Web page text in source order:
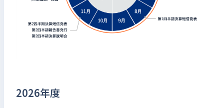
検索キーワードを入力
2026年度